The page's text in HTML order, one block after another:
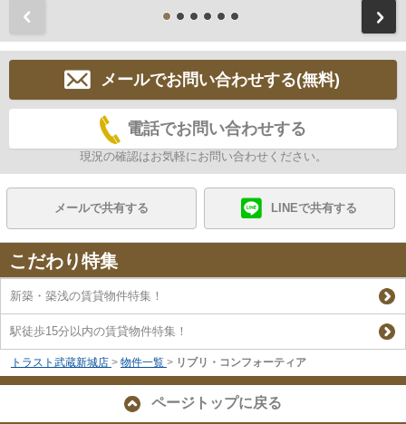
メールでお問い合わせする(無料)
電話でお問い合わせする
現況の確認はお気軽にお問い合わせください。
メールで共有する LINEで共有する
こだわり特集
新築・築浅の賃貸物件特集！
駅徒歩15分以内の賃貸物件特集！
トラスト武蔵新城店 > 物件一覧 > リブリ・コンフォーティア
ページトップに戻る